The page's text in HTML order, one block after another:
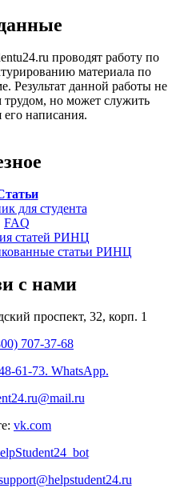
проводят работу по
материала по
Результат данной работы не
трудом, но может служить
написания.
для студента
FAQ
статей РИНЦ
статьи РИНЦ
с нами
проспект, 32, корп. 1
707-37-68
61-73. WhatsApp.
vk.com